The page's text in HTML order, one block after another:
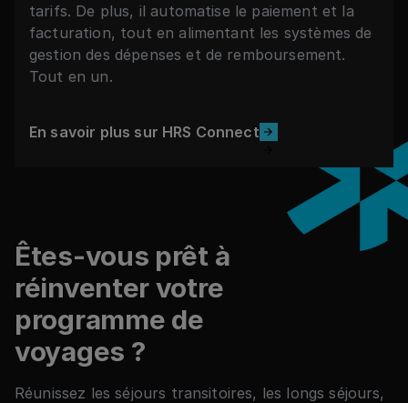
tarifs. De plus, il automatise le paiement et la
facturation, tout en alimentant les systèmes de
gestion des dépenses et de remboursement.
Tout en un.
En savoir plus sur HRS Connect
Êtes-vous prêt à
réinventer votre
programme de
voyages ?
Réunissez les séjours transitoires, les longs séjours,